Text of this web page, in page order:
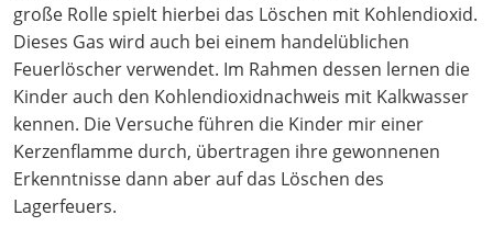
große Rolle spielt hierbei das Löschen mit Kohlendioxid.
Dieses Gas wird auch bei einem handelüblichen
Feuerlöscher verwendet. Im Rahmen dessen lernen die
Kinder auch den Kohlendioxidnachweis mit Kalkwasser
kennen. Die Versuche führen die Kinder mir einer
Kerzenflamme durch, übertragen ihre gewonnenen
Erkenntnisse dann aber auf das Löschen des
Lagerfeuers.